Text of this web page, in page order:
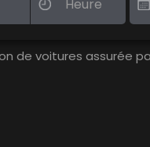
de voitures assurée